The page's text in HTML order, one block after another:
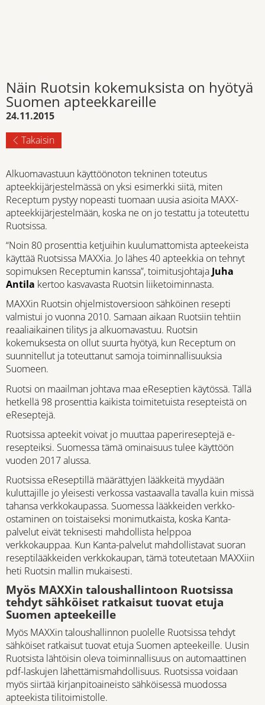
Näin Ruotsin kokemuksista on hyötyä
Suomen apteekkareille
24.11.2015
Takaisin
Alkuomavastuun käyttöönoton tekninen toteutus
apteekkijärjestelmässä on yksi esimerkki siitä, miten
Receptum pystyy nopeasti tuomaan uusia asioita MAXX-
apteekkijärjestelmään, koska ne on jo testattu ja toteutettu
Ruotsissa.
“Noin 80 prosenttia ketjuihin kuulumattomista apteekeista
käyttää Ruotsissa MAXXia. Jo lähes 40 apteekkia on tehnyt
sopimuksen Receptumin kanssa”, toimitusjohtaja Juha
Antila kertoo kasvavasta Ruotsin liiketoiminnasta.
MAXXin Ruotsin ohjelmistoversioon sähköinen resepti
valmistui jo vuonna 2010. Samaan aikaan Ruotsiin tehtiin
reaaliaikainen tilitys ja alkuomavastuu. Ruotsin
kokemuksesta on ollut suurta hyötyä, kun Receptum on
suunnitellut ja toteuttanut samoja toiminnallisuuksia
Suomeen.
Ruotsi on maailman johtava maa eReseptien käytössä. Tällä
hetkellä 98 prosenttia kaikista toimitetuista resepteistä on
eReseptejä.
Ruotsissa apteekit voivat jo muuttaa paperireseptejä e-
resepteiksi. Suomessa tämä ominaisuus tulee käyttöön
vuoden 2017 alussa.
Ruotsissa eReseptillä määrättyjen lääkkeitä myydään
kuluttajille jo yleisesti verkossa vastaavalla tavalla kuin missä
tahansa verkkokaupassa. Suomessa lääkkeiden verkko-
ostaminen on toistaiseksi monimutkaista, koska Kanta-
palvelut eivät teknisesti mahdollista helppoa
verkkokauppaa. Kun Kanta-palvelut mahdollistavat suoran
reseptilääkkeiden verkkokaupan, tämä toteutetaan MAXXiin
heti Ruotsin mallin mukaisesti.
Myös MAXXin taloushallintoon Ruotsissa
tehdyt sähköiset ratkaisut tuovat etuja
Suomen apteekeille
Myös MAXXin taloushallinnon puolelle Ruotsissa tehdyt
sähköiset ratkaisut tuovat etuja Suomen apteekeille. Uusin
Ruotsista lähtöisin oleva toiminnallisuus on automaattinen
pdf-laskujen lähettämismahdollisuus. Ruotsissa voidaan
myös siirtää kirjanpitoaineisto sähköisessä muodossa
apteekista tilitoimistolle.